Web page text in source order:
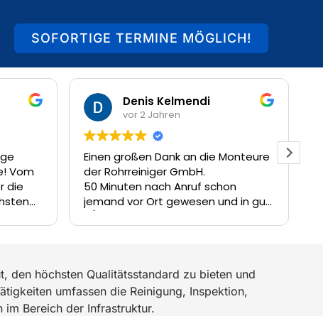
SOFORTIGE TERMINE MÖGLICH!
Wir
Denis Kelmendi
vor 2 Jahren
Einen großen Dank an die Monteure
der Rohrreiniger GmbH.
50 Minuten nach Anruf schon
jemand vor Ort gewesen und in gut
3/4 Stunde wurde die Verstopfung
den höchsten Qualitätsstandard zu bieten und
umfassen die Reinigung, Inspektion,
im Bereich der Infrastruktur.